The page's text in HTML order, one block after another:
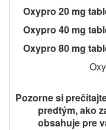
Oxypro 20 mg
Oxypro 40 mg
Oxypro 80 mg
Pozorne si
predtým, ako
obsahuje pre